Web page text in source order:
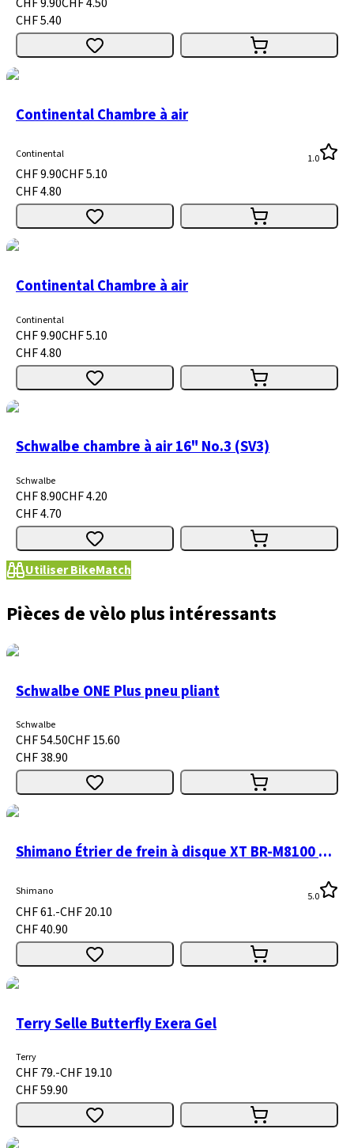
CHF 5.40
Continental Chambre à air
Continental 1.0
CHF 9.90CHF 5.10
CHF 4.80
Continental Chambre à air
Continental
CHF 9.90CHF 5.10
CHF 4.80
Schwalbe chambre à air 16" No.3 (SV3)
Schwalbe
CHF 8.90CHF 4.20
CHF 4.70
Utiliser BikeMatch
Pièces de vèlo plus intéressants
Schwalbe ONE Plus pneu pliant
Schwalbe
CHF 54.50CHF 15.60
CHF 38.90
Shimano Étrier de frein à disque XT BR-M8100 Postmount avant/arrière
Shimano 5.0
CHF 61.-CHF 20.10
CHF 40.90
Terry Selle Butterfly Exera Gel
Terry
CHF 79.-CHF 19.10
CHF 59.90